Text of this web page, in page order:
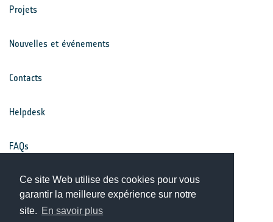
Ce site Web utilise des cookies pour vous
garantir la meilleure expérience sur notre
site. En savoir plus
Projets
Nouvelles et événements
Contacts
Helpdesk
FAQs
Conditions générales
Avis de confidentialité